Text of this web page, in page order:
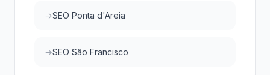
SEO Ponta d'Areia
SEO São Francisco